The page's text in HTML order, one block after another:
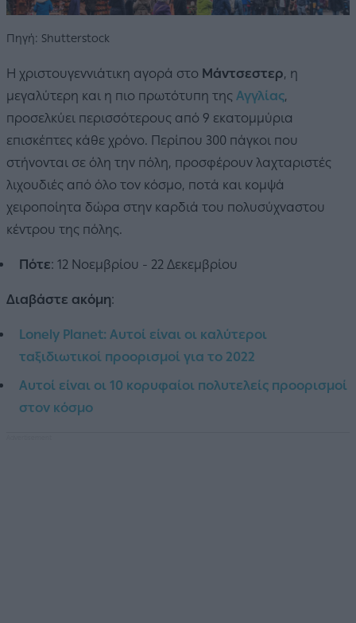
Πηγή: Shutterstock
Η χριστουγεννιάτικη αγορά στο Μάντσεστερ, η
μεγαλύτερη και η πιο πρωτότυπη της Αγγλίας,
προσελκύει περισσότερους από 9 εκατομμύρια
επισκέπτες κάθε χρόνο. Περίπου 300 πάγκοι που
στήνονται σε όλη την πόλη, προσφέρουν λαχταριστές
λιχουδιές από όλο τον κόσμο, ποτά και κομψά
χειροποίητα δώρα στην καρδιά του πολυσύχναστου
κέντρου της πόλης.
Πότε: 12 Νοεμβρίου - 22 Δεκεμβρίου
Διαβάστε ακόμη:
Lonely Planet: Αυτοί είναι οι καλύτεροι
ταξιδιωτικοί προορισμοί για το 2022
Αυτοί είναι οι 10 κορυφαίοι πολυτελείς προορισμοί
στον κόσμο